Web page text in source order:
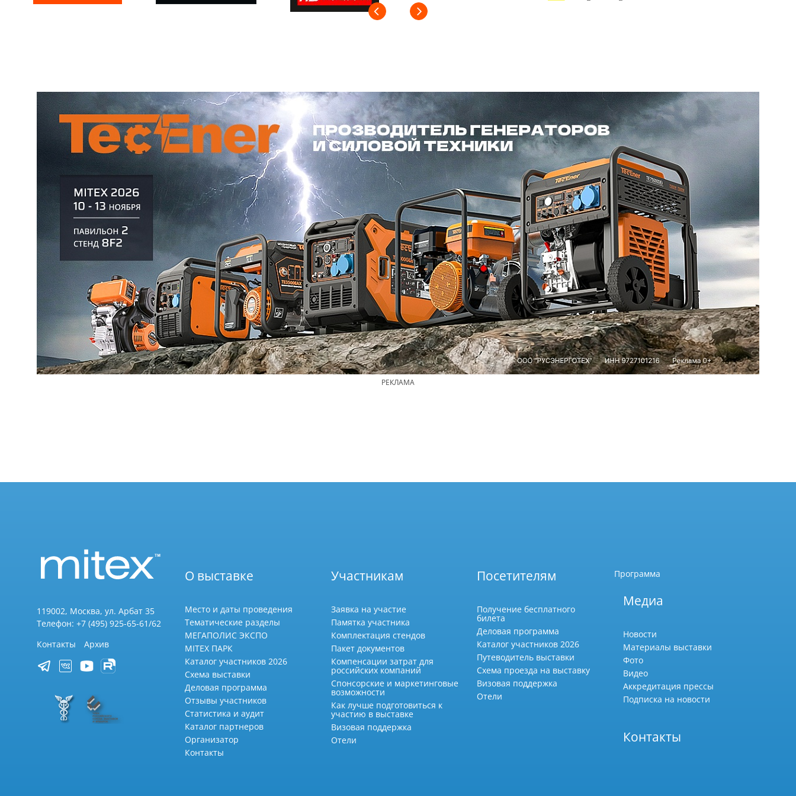
РЕКЛАМА
119002, Москва, ул. Арбат 35
Телефон: +7 (495) 925-65-61/62
Контакты
Архив
О выставке
Место и даты проведения
Тематические разделы
МЕГАПОЛИС ЭКСПО
MITEX ПАРК
Каталог участников 2026
Схема выставки
Деловая программа
Отзывы участников
Статистика и аудит
Каталог партнеров
Организатор
Контакты
Участникам
Заявка на участие
Памятка участника
Комплектация стендов
Пакет документов
Компенсации затрат для
российских компаний
Спонсорские и маркетинговые
возможности
Как лучше подготовиться к
участию в выставке
Визовая поддержка
Отели
Посетителям
Получение бесплатного
билета
Деловая программа
Каталог участников 2026
Путеводитель выставки
Схема проезда на выставку
Визовая поддержка
Отели
Программа
Медиа
Новости
Материалы выставки
Фото
Видео
Аккредитация прессы
Подписка на новости
Контакты